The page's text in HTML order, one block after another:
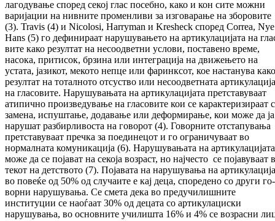
лагодување според секој глас посебно, како и кон сите можни
варијации на нивните про­менливи за изговарање на зборовите
(3). Travis (4) и Nicolosi, Harryman и Kresheck спо­ред Correa,
Hans (5) го дефинираат на­рушувањето на артикулацијата на
ви­те како резултат на несоодветни услови, пос­тавено време,
насока, притисок, брзина или интеграција на движењето на
устата, ја­зи­кот, мекото непце или фаринксот, кое нас­та­ну­ва како
резултат на тоталното отсуство или несоодветната артикулација
на гла­со­ви­те. Нарушувањата на артикулацијата прет­ста­вуваат
атипично произведување на гла­со­ви­те кои се карактеризираат
замена, ис­пуш­тање, додавање или деформирање, кои мо­же да ја
нарушат разбирливоста на го­во­рот (4). Говорните отстапувања
прет­ста­ву­ва­ат пречка за поединецот и го ограничуваат во
нормалната комуникација (6). На­ру­шу­ва­ња­та на артикулацијата
може да се појават на секоја возраст, но најчесто се појавуваат
текот на детството (7). Појавата на на­ру­шу­ва­ња на
во повеќе од 50% од случаите е кај деца, споредено со други го­
ворни нарушувања. Се смета дека во пред­учи­лишните
институции се наоѓаат 30% од децата со артикулациски
нарушувања, во ос­новните училишта 16% и 4% се возрасни